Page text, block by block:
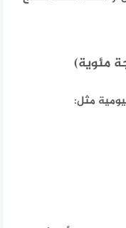
مثل: